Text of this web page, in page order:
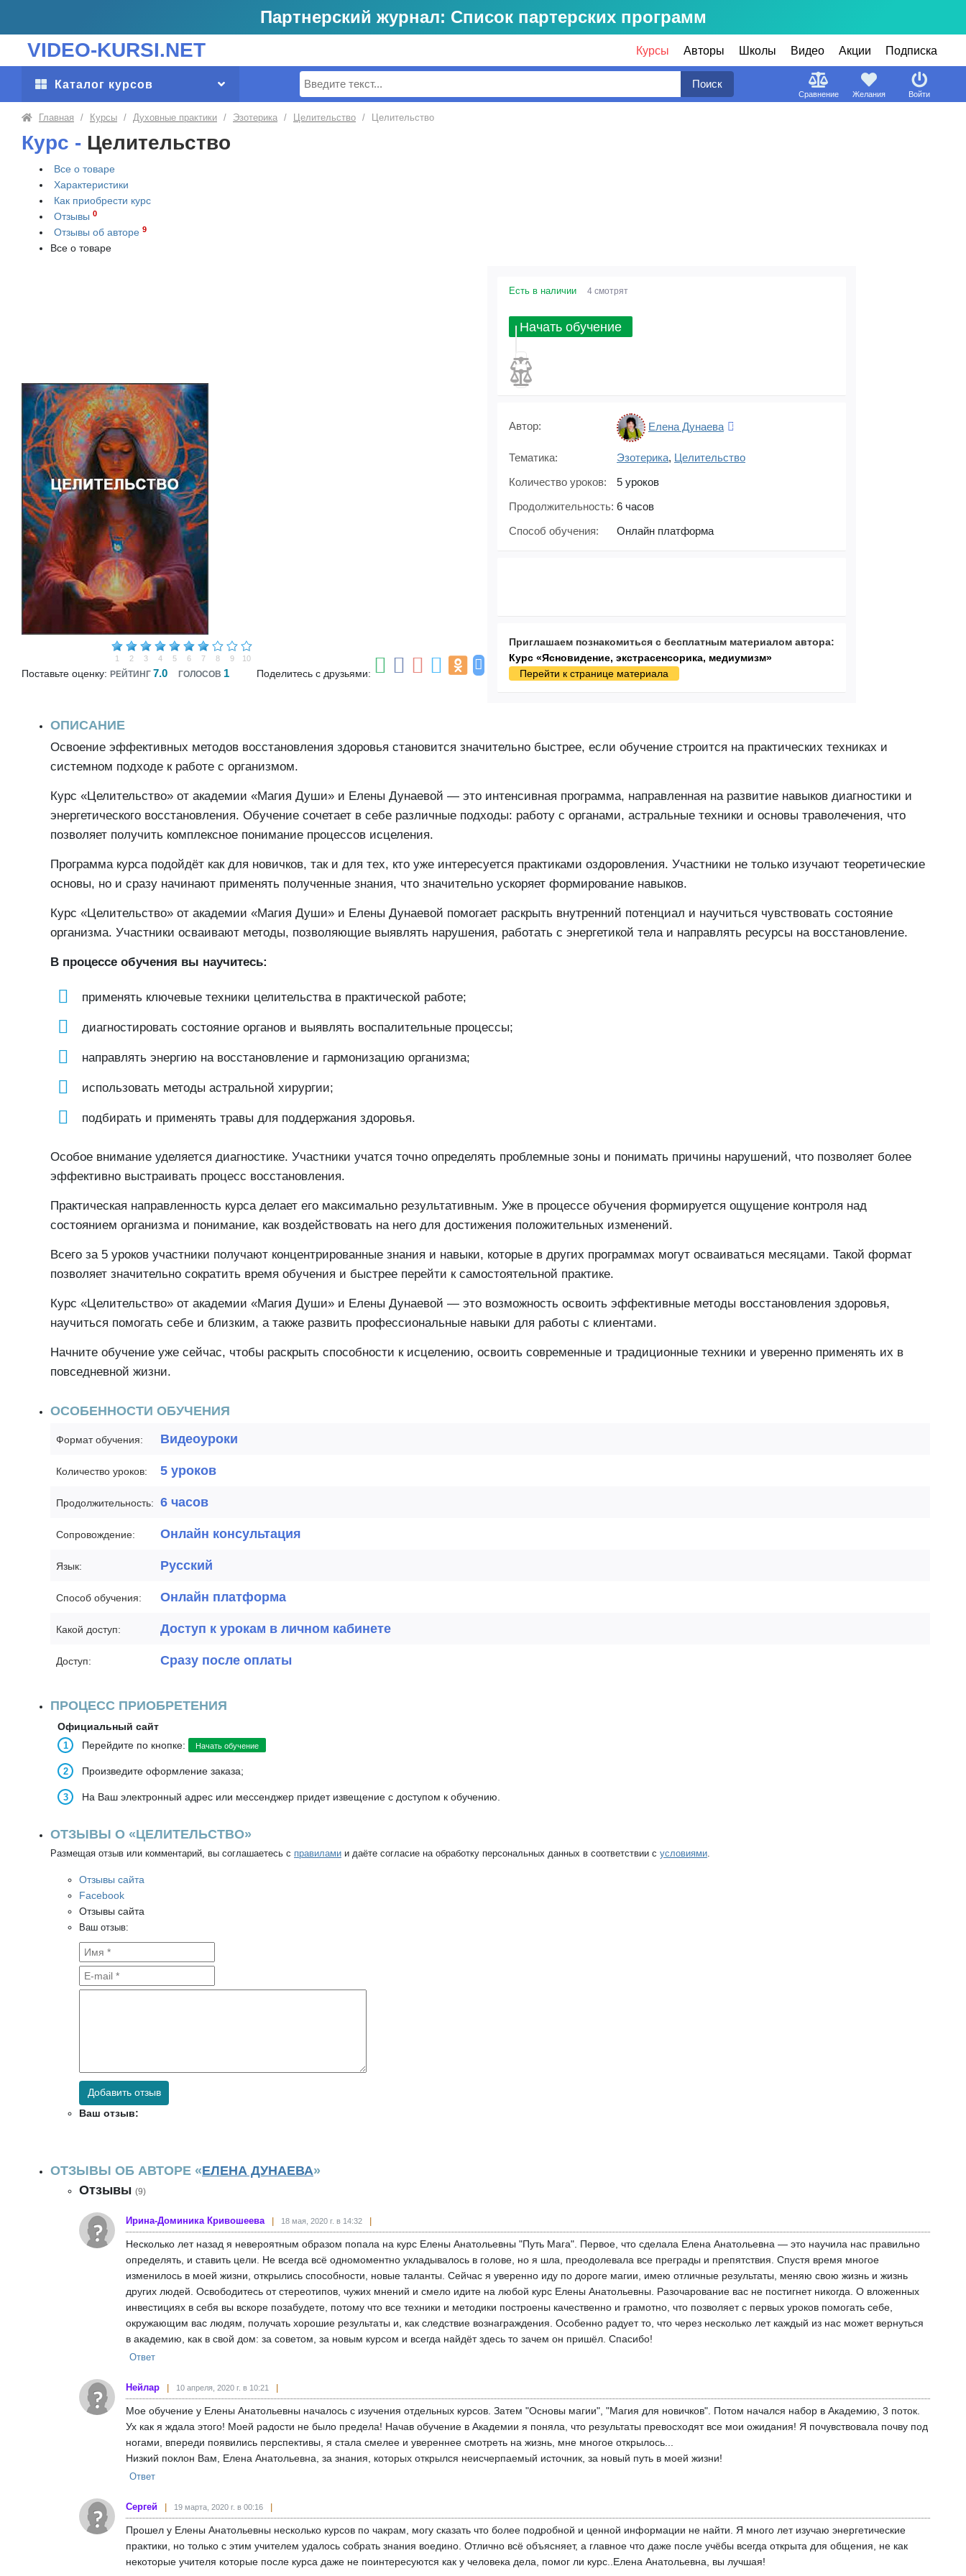
Партнерский журнал: Список партерских программ
VIDEO-KURSI.NET Курсы Авторы Школы Видео Акции Подписка
Каталог курсов Поиск Поиск
Сравнение Желания Войти
Главная / Курсы / Духовные практики / Эзотерика / Целительство / Целительство
Курс - Целительство
Все о товаре
Характеристики
Как приобрести курс
Отзывы 0
Отзывы об авторе 9
Все о товаре
Поставьте оценку:
10
9
8
7
6
5
4
3
2
1
РЕЙТИНГ 7.0 ГОЛОСОВ 1 Поделитесь с друзьями:
Есть в наличии 4 смотрят
Начать обучение
Автор: Елена Дунаева
Тематика: Эзотерика, Целительство
Количество уроков:
5 уроков
Продолжительность: 6 часов
Способ обучения:
Онлайн платформа
Приглашаем познакомиться с бесплатным материалом автора:
Курс «Ясновидение, экстрасенсорика, медиумизм»
Перейти к странице материала
ОПИСАНИЕ
Освоение эффективных методов восстановления здоровья становится значительно быстрее, если обучение строится на практических техниках и
системном подходе к работе с организмом.
Курс «Целительство» от академии «Магия Души» и Елены Дунаевой — это интенсивная программа, направленная на развитие навыков диагностики и
энергетического восстановления. Обучение сочетает в себе различные подходы: работу с органами, астральные техники и основы траволечения, что
позволяет получить комплексное понимание процессов исцеления.
Программа курса подойдёт как для новичков, так и для тех, кто уже интересуется практиками оздоровления. Участники не только изучают теоретические
основы, но и сразу начинают применять полученные знания, что значительно ускоряет формирование навыков.
Курс «Целительство» от академии «Магия Души» и Елены Дунаевой помогает раскрыть внутренний потенциал и научиться чувствовать состояние
организма. Участники осваивают методы, позволяющие выявлять нарушения, работать с энергетикой тела и направлять ресурсы на восстановление.
В процессе обучения вы научитесь:
применять ключевые техники целительства в практической работе;
диагностировать состояние органов и выявлять воспалительные процессы;
направлять энергию на восстановление и гармонизацию организма;
использовать методы астральной хирургии;
подбирать и применять травы для поддержания здоровья.
Особое внимание уделяется диагностике. Участники учатся точно определять проблемные зоны и понимать причины нарушений, что позволяет более
эффективно выстраивать процесс восстановления.
Практическая направленность курса делает его максимально результативным. Уже в процессе обучения формируется ощущение контроля над
состоянием организма и понимание, как воздействовать на него для достижения положительных изменений.
Всего за 5 уроков участники получают концентрированные знания и навыки, которые в других программах могут осваиваться месяцами. Такой формат
позволяет значительно сократить время обучения и быстрее перейти к самостоятельной практике.
Курс «Целительство» от академии «Магия Души» и Елены Дунаевой — это возможность освоить эффективные методы восстановления здоровья,
научиться помогать себе и близким, а также развить профессиональные навыки для работы с клиентами.
Начните обучение уже сейчас, чтобы раскрыть способности к исцелению, освоить современные и традиционные техники и уверенно применять их в
повседневной жизни.
ОСОБЕННОСТИ ОБУЧЕНИЯ
Формат обучения: Видеоуроки
Количество уроков: 5 уроков
Продолжительность: 6 часов
Сопровождение: Онлайн консультация
Язык: Русский
Способ обучения: Онлайн платформа
Какой доступ: Доступ к урокам в личном кабинете
Доступ: Сразу после оплаты
ПРОЦЕСС ПРИОБРЕТЕНИЯ
Официальный сайт
Перейдите по кнопке:
Начать обучение
Произведите оформление заказа;
На Ваш электронный адрес или мессенджер придет извещение с доступом к обучению.
ОТЗЫВЫ О «ЦЕЛИТЕЛЬСТВО»
Размещая отзыв или комментарий, вы соглашаетесь с правилами и даёте согласие на обработку персональных данных в соответствии с условиями.
Отзывы сайта
Facebook
Отзывы сайта
Ваш отзыв:
Добавить отзыв
Ваш отзыв:
ОТЗЫВЫ ОБ АВТОРЕ «ЕЛЕНА ДУНАЕВА»
Отзывы (9)
Ирина-Доминика Кривошеева 18 мая, 2020 г. в 14:32
Несколько лет назад я невероятным образом попала на курс Елены Анатольевны "Путь Мага". Первое, что сделала Елена Анатольевна — это научила нас правильно
определять, и ставить цели. Не всегда всё одномоментно укладывалось в голове, но я шла, преодолевала все преграды и препятствия. Спустя время многое
изменилось в моей жизни, открылись способности, новые таланты. Сейчас я уверенно иду по дороге магии, имею отличные результаты, меняю свою жизнь и жизнь
других людей. Освободитесь от стереотипов, чужих мнений и смело идите на любой курс Елены Анатольевны. Разочарование вас не постигнет никогда. О вложенных
инвестициях в себя вы вскоре позабудете, потому что все техники и методики построены качественно и грамотно, что позволяет с первых уроков помогать себе,
окружающим вас людям, получать хорошие результаты и, как следствие вознаграждения. Особенно радует то, что через несколько лет каждый из нас может вернуться
в академию, как в свой дом: за советом, за новым курсом и всегда найдёт здесь то зачем он пришёл. Спасибо!
Ответ
Нейлар 10 апреля, 2020 г. в 10:21
Мое обучение у Елены Анатольевны началось с изучения отдельных курсов. Затем "Основы магии", "Магия для новичков". Потом начался набор в Академию, 3 поток.
Ух как я ждала этого! Моей радости не было предела! Начав обучение в Академии я поняла, что результаты превосходят все мои ожидания! Я почувствовала почву под
ногами, впереди появились перспективы, я стала смелее и увереннее смотреть на жизнь, мне многое открылось...
Низкий поклон Вам, Елена Анатольевна, за знания, которых открылся неисчерпаемый источник, за новый путь в моей жизни!
Ответ
Сергей 19 марта, 2020 г. в 00:16
Прошел у Елены Анатольевны несколько курсов по чакрам, могу сказать что более подробной и ценной информации не найти. Я много лет изучаю энергетические
практики, но только с этим учителем удалось собрать знания воедино. Отлично всё объясняет, а главное что даже после учёбы всегда открыта для общения, не как
некоторые учителя которые после курса даже не поинтересуются как у человека дела, помог ли курс..Елена Анатольевна, вы лучшая!